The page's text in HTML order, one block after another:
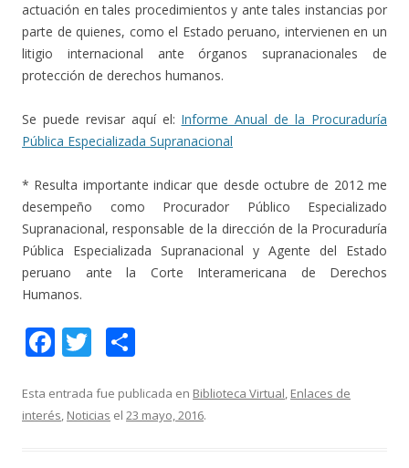
actuación en tales procedimientos y ante tales instancias por
parte de quienes, como el Estado peruano, intervienen en un
litigio internacional ante órganos supranacionales de
protección de derechos humanos.
Se puede revisar aquí el: Informe Anual de la Procuraduría
Pública Especializada Supranacional
* Resulta importante indicar que desde octubre de 2012 me
desempeño como Procurador Público Especializado
Supranacional, responsable de la dirección de la Procuraduría
Pública Especializada Supranacional y Agente del Estado
peruano ante la Corte Interamericana de Derechos
Humanos.
F
e
b
T
itt
er
m
p
Esta entrada fue publicada en Biblioteca Virtual, Enlaces de
interés, Noticias el 23 mayo, 2016.